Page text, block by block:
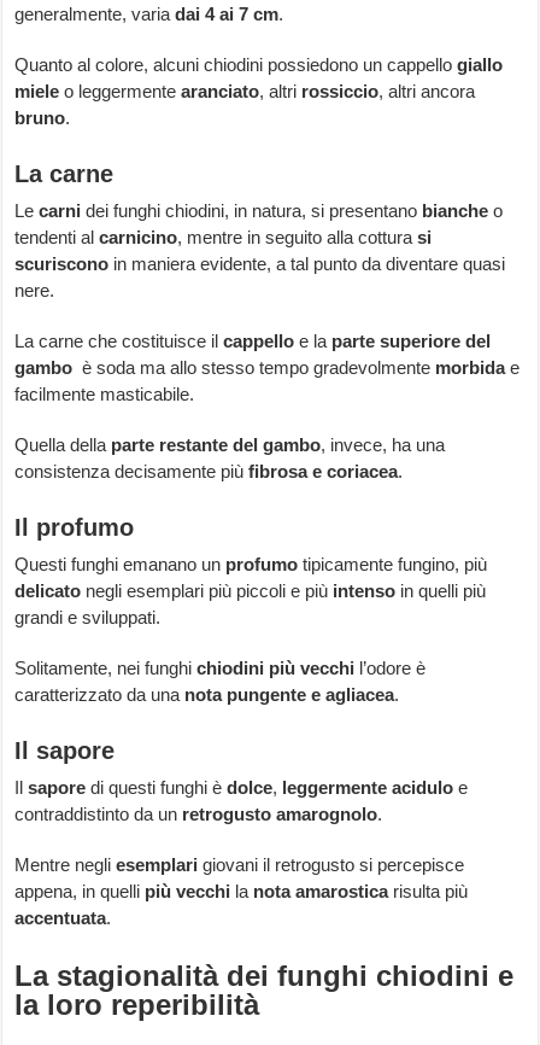
generalmente, variadai 4 ai 7 cm.
Quanto al colore, alcuni chiodini possiedono un cappello giallo
miele o leggermente aranciato, altri rossiccio, altri ancora
bruno.
La carne
Lecarni dei funghi chiodini, in natura, si presentano bianche o
tendenti alcarnicino, mentre in seguito alla cotturasi
scuriscono in maniera evidente, a tal punto da diventare quasi
nere.
La carne che costituisce ilcappello e la parte superiore del
gambo è soda ma allo stesso tempo gradevolmente morbidae
facilmente masticabile.
Quella della parte restante del gambo, invece, ha una
consistenza decisamente piùfibrosa e coriacea.
Il profumo
Questi funghi emanano un profumo tipicamente fungino, più
delicato negli esemplari più piccoli e più intenso in quelli più
grandi e sviluppati.
Solitamente, nei funghichiodini più vecchi l’odore è
caratterizzato da una nota pungente e agliacea.
Il sapore
Ilsapore di questi funghi èdolce, leggermente aciduloe
contraddistinto da un retrogusto amarognolo.
Mentre negliesemplari giovani il retrogusto si percepisce
appena, in quelli più vecchi la nota amarosticarisulta più
accentuata.
La stagionalità dei funghi chiodini e
la loro reperibilità